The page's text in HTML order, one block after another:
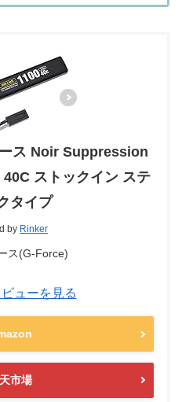
ス Noir Suppression
ストックイン ステ
タイプ
by Rinker
ス(G-Force)
ューを見る
市場